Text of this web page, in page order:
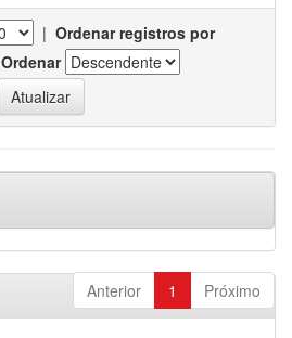
| Ordenar registros por
Ordenar
Anterior 1 Próximo